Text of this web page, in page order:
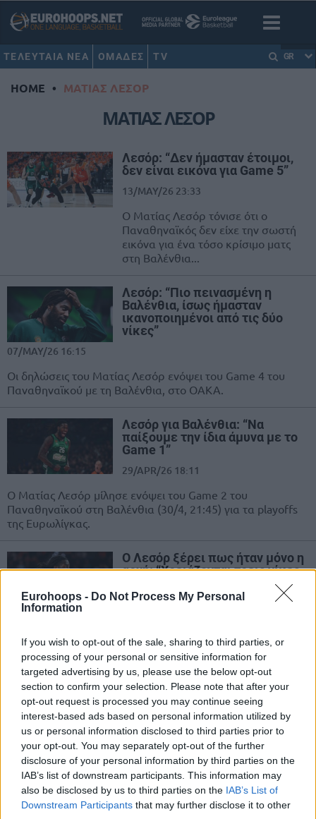
Eurohoops - Do Not Process My Personal
Information
If you wish to opt-out of the sale, sharing to third parties, or
processing of your personal or sensitive information for
targeted advertising by us, please use the below opt-out
section to confirm your selection. Please note that after your
opt-out request is processed you may continue seeing
interest-based ads based on personal information utilized by
us or personal information disclosed to third parties prior to
your opt-out. You may separately opt-out of the further
disclosure of your personal information by third parties on the
IAB’s list of downstream participants. This information may
also be disclosed by us to third parties on the IAB’s List of
Downstream Participants that may further disclose it to other
ΤΕΛΕΥΤΑΙΑ ΝΕΑ ΟΜΑΔΕΣ TV GR
HOME • ΜΑΤΙΑΣ ΛΕΣΟΡ
ΜΑΤΙΑΣ ΛΕΣΟΡ
Λεσόρ: “Δεν ήμασταν έτοιμοι,
δεν είναι εικόνα για Game 5”
13/MAY/26 23:33
Ο Ματίας Λεσόρ τόνισε ότι ο
Παναθηναϊκός δεν είχε την σωστή
εικόνα για ένα τόσο κρίσιμο ματς
στη Βαλένθια...
Λεσόρ: “Πιο πεινασμένη η
Βαλένθια, ίσως ήμασταν
ικανοποιημένοι από τις δύο
νίκες”
07/MAY/26 16:15
Οι δηλώσεις του Ματίας Λεσόρ ενόψει του Game 4 του
Παναθηναϊκού με τη Βαλένθια, στο ΟΑΚΑ.
Λεσόρ για Βαλένθια: “Να
παίξουμε την ίδια άμυνα με το
Game 1”
29/APR/26 18:11
Ο Ματίας Λεσόρ μίλησε ενόψει του Game 2 του
Παναθηναϊκού στη Βαλένθια (30/4, 21:45) για τα playoffs
της Ευρωλίγκας.
Ο Λεσόρ ξέρει πως ήταν μόνο η
αρχή: “Χρειάζονται τρεις νίκες,
δεν ήταν νοκ άουτ παιχνίδι”
28/APR/26 23:49
από το break (67-68) του Παναθηναϊκού στη Βαλένθια πως
η πρόκριση...
Λεσόρ: “Να δείξω γιατί με
περίμενε ο Παναθηναϊκός τόσο
καιρό”
27/APR/26 18:46
Ο Ματίας Λεσόρ εμφανίστηκε αποφασισμένος ενόψει της
έναρξης των Playoffs στην Ευρωλίγκα, όπου ο
Παναθηναϊκός αρχίζει στη Βαλένθια (28/4,...